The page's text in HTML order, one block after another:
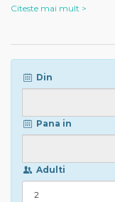
Citeste mai mult >
Din
Pana in
Adulti